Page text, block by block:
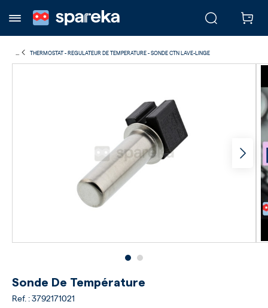
THERMOSTAT - REGULATEUR DE TEMPERATURE - SONDE CTN LAVE-LINGE
Sonde De Température
Ref. : 3792171021